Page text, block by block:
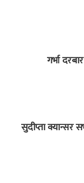
गर्भा
सुदीप्ता क्यान्सर